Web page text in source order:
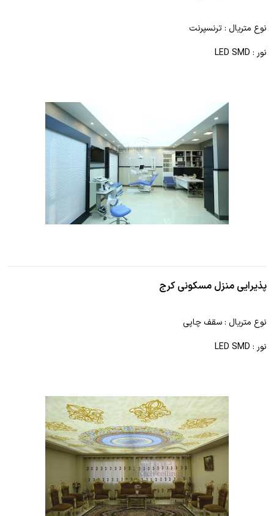
نوع متریال : ترنسپرنت
نور : LED SMD
پذیرایی منزل مسکونی کرج
نوع متریال : سقف چاپی
نور : LED SMD